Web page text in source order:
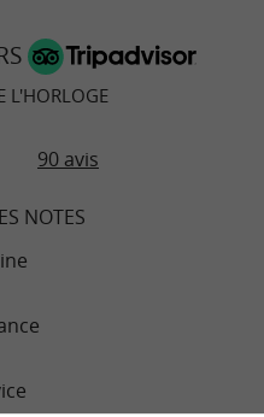
L'HORLOGE
90 avis
NOTES